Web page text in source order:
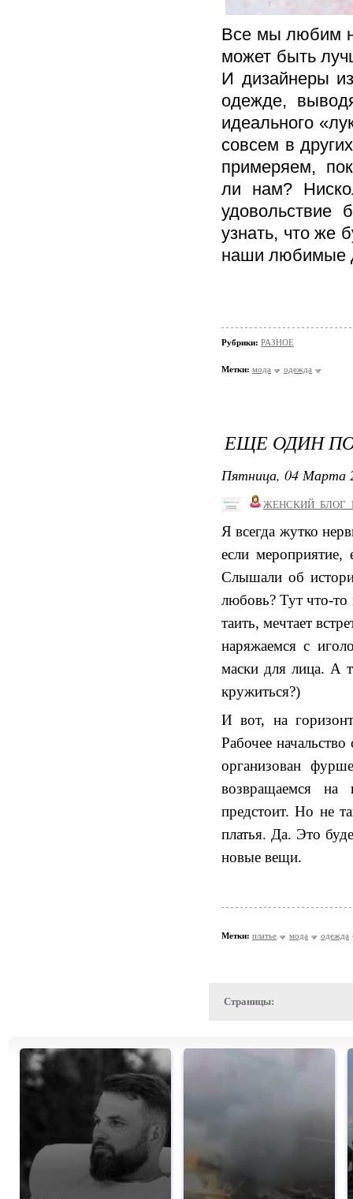
Все мы любим
может быть
И дизайнеры
одежде,
идеального
совсем в
примеряем,
ли нам?
узнать, что же
наши любимые
Рубрики: РАЗНОЕ
Метки: мода одежда
ЕЩЕ ОДИН
Пятница, 04 Марта
Я всегда жутко
если мероприятие,
Слышали об
любовь? Тут что-
таить, мечтает
наряжаемся с
маски для лица. А
кружиться?)
И вот, на
Рабочее
организован
возвращаемся на
предстоит. Но не
платья. Да. Это
новые вещи.
Метки: платье мода одежда
Страницы: